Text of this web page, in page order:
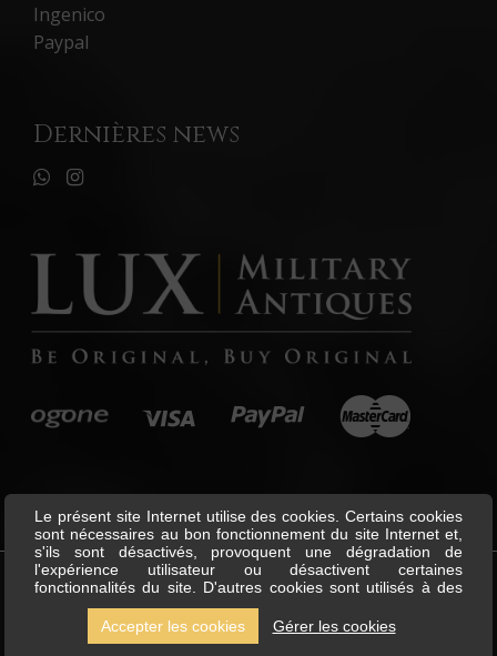
Ingenico
Paypal
Dernières news
Lux Military Antiques
Reserved.
Le présent site Internet utilise des cookies. Certains cookies
sont nécessaires au bon fonctionnement du site Internet et,
s'ils sont désactivés, provoquent une dégradation de
l'expérience utilisateur ou désactivent certaines
fonctionnalités du site. D'autres cookies sont utilisés à des
fins d'analyse ou de marketing. Les cookies nous permettent
de personnaliser le contenu et les annonces, d'offrir des
fonctionnalités relatives aux médias sociaux et d'analyser
Accepter les cookies Gérer les cookies